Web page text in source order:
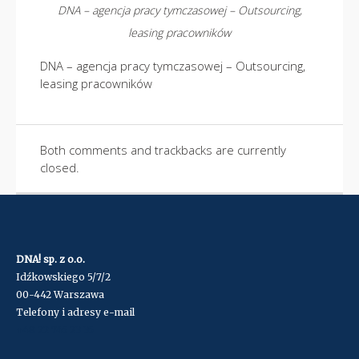
DNA – agencja pracy tymczasowej – Outsourcing,
leasing pracowników
DNA – agencja pracy tymczasowej – Outsourcing,
leasing pracowników
Both comments and trackbacks are currently
closed.
DNA! sp. z o.o.
Idźkowskiego 5/7/2
00-442 Warszawa
Telefony i adresy e-mail